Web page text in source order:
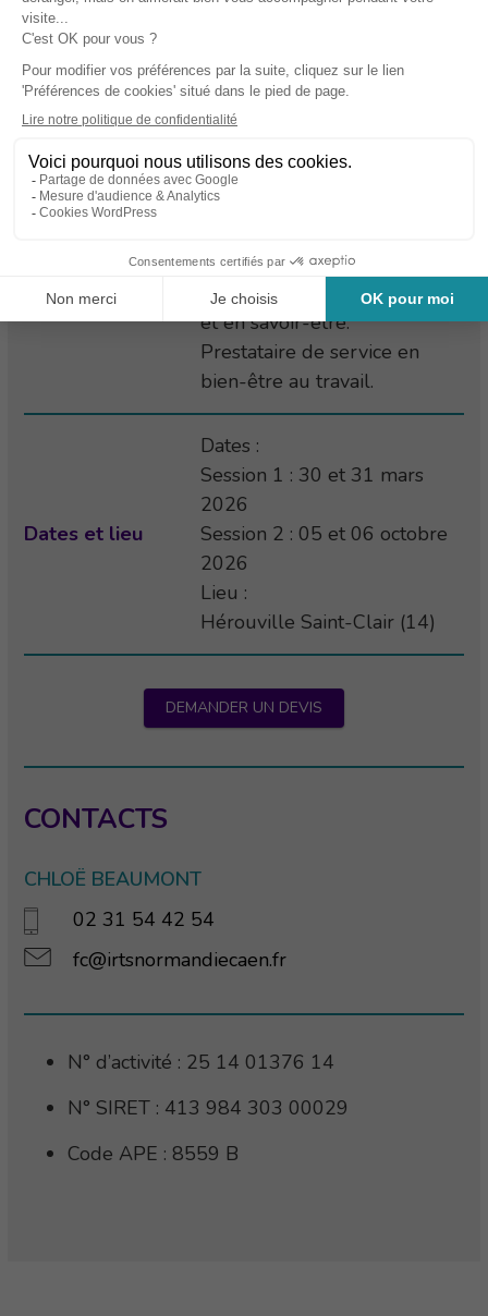
Durée
Coûts
500 € nets de taxe /
participant
Accompagnante au
changement en bilan de
de vie
Formatrice en Aromatologie
et en savoir-être.
Prestataire de service en
bien-être au travail.
Dates et lieu
Dates :
Session 1 : 30 et 31 mars
2026
Session 2 : 05 et 06 octobre
2026
Lieu :
Hérouville Saint-Clair (14)
DEMANDER UN DEVIS
CONTACTS
CHLOË BEAUMONT
02 31 54 42 54
fc@irtsnormandiecaen.fr
N° d’activité : 25 14 01376 14
N° SIRET : 413 984 303 00029
Code APE : 8559 B